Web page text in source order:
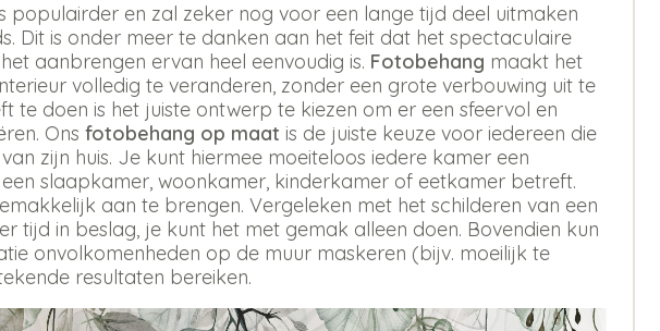
populairder en zal zeker nog voor een lange tijd deel uitmaken
Dit is onder meer te danken aan het feit dat het spectaculaire
aanbrengen ervan heel eenvoudig is. Fotobehang maakt het
volledig te veranderen, zonder een grote verbouwing uit te
te doen is het juiste ontwerp te kiezen om er een sfeervol en
Ons fotobehang op maat is de juiste keuze voor iedereen die
zijn huis. Je kunt hiermee moeiteloos iedere kamer een
slaapkamer, woonkamer, kinderkamer of eetkamer betreft.
aan te brengen. Vergeleken met het schilderen van een
tijd in beslag, je kunt het met gemak alleen doen. Bovendien kun
onvolkomenheden op de muur maskeren (bijv. moeilijk te
resultaten bereiken.